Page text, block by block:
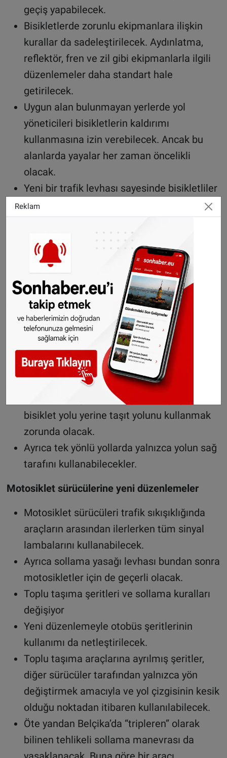
geçiş yapabilecek.
Bisikletlerde zorunlu ekipmanlara ilişkin
kurallar da sadeleştirilecek. Aydınlatma,
reflektör, fren ve zil gibi ekipmanlarla ilgili
düzenlemeler daha standart hale
getirilecek.
Uygun alan bulunmayan yerlerde yol
yöneticileri bisikletlerin kaldırımı
kullanmasına izin verebilecek. Ancak bu
alanlarda yayalar her zaman öncelikli
olacak.
Yeni bir trafik levhası sayesinde bisikletliler
ve speed pedelec kullanıcıları, öncelik
kurallarına uymaları şartıyla bazı
kavşaklarda kırmızı veya turuncu ışıkta sola
dönebilecek.
Speed pedelec ve moped kuralları değişiyor
Saatte 45 kilometre hıza ulaşabilen speed
pedelec kullanıcıları bazı yaya bölgeleri ve
oyun sokaklarına girebilecek. Ancak bu
alanlarda yürüme hızında ilerlemeleri
gerekecek.
B sınıfı moped sürücüleri ise hız sınırının 50
kilometre veya daha düşük olduğu yollarda
bisiklet yolu yerine taşıt yolunu kullanmak
zorunda olacak.
Ayrıca tek yönlü yollarda yalnızca yolun sağ
tarafını kullanabilecekler.
Motosiklet sürücülerine yeni düzenlemeler
Motosiklet sürücüleri trafik sıkışıklığında
araçların arasından ilerlerken tüm sinyal
lambalarını kullanabilecek.
Ayrıca sollama yasağı levhası bundan sonra
motosikletler için de geçerli olacak.
Toplu taşıma şeritleri ve sollama kuralları
değişiyor
Yeni düzenlemeyle otobüs şeritlerinin
kullanımı da netleştirilecek.
Toplu taşıma araçlarına ayrılmış şeritler,
diğer sürücüler tarafından yalnızca yön
değiştirmek amacıyla ve yol çizgisinin kesik
olduğu noktadan itibaren kullanılabilecek.
Öte yandan Belçika’da “tripleren” olarak
bilinen tehlikeli sollama manevrası da
Reklam